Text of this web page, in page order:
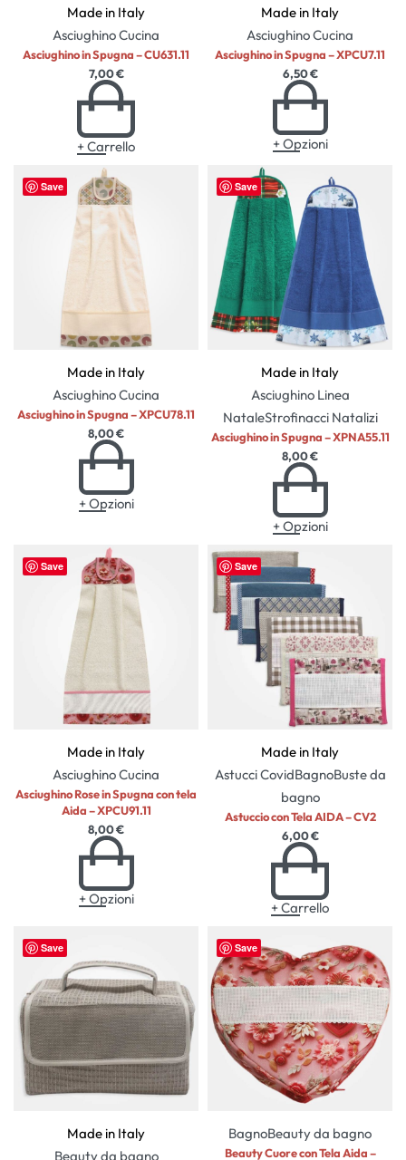
Made in Italy
AsciughinoCucina
Asciughino in Spugna – CU631.11
7,00€
+ Carrello
Made in Italy
AsciughinoCucina
Asciughino in Spugna – XPCU7.11
6,50€
+ Opzioni
Save
Made in Italy
AsciughinoCucina
Asciughino in Spugna – XPCU78.11
8,00€
+ Opzioni
Save
Made in Italy
Asciughino Linea
NataleStrofinacci Natalizi
Asciughino in Spugna – XPNA55.11
8,00€
+ Opzioni
Save
Made in Italy
AsciughinoCucina
Asciughino Rose in Spugna con tela
Aida – XPCU91.11
8,00€
+ Opzioni
Save
Made in Italy
Astucci CovidBagnoBuste da
bagno
Astuccio con Tela AIDA – CV2
6,00€
+ Carrello
Save
Made in Italy
Beauty da bagno
Save
BagnoBeauty da bagno
Beauty Cuore con Tela Aida –